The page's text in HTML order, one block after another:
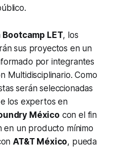
Bootcamp LET, los
sus proyectos en un
por integrantes
Multidisciplinario. Como
serán seleccionadas
los expertos en
México con el fin
en un producto mínimo
AT&T México, pueda